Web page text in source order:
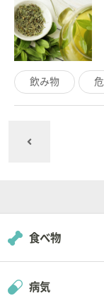
飲み物
食べ物
病気